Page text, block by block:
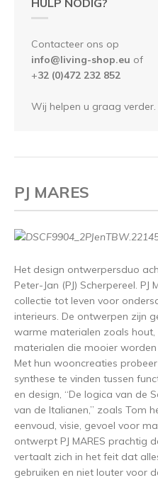
Contacteer ons op
info@living-shop.eu of
+32 (0)472 232 852
Wij helpen u graag verder.
PJ MARES
Het design ontwerpersduo
Peter-Jan (PJ) Scherpereel. PJ
collectie tot leven voor
interieurs. De ontwerpen zijn
warme materialen zoals hout,
materialen die mooier
Met hun wooncreaties
synthese te vinden tussen
en design, “De logica van de
van de Italianen,” zoals Tom
eenvoud, visie, gevoel voor
ontwerpt PJ MARES prachtig
vertaalt zich in het feit dat
gebruiken en niet louter voor